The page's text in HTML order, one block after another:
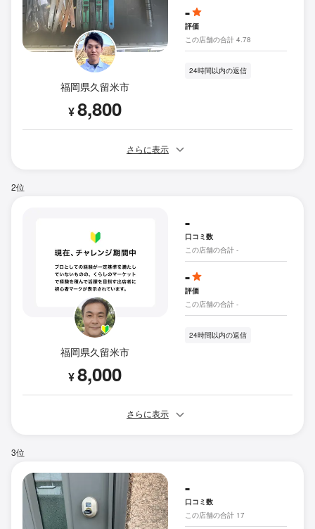
福岡県久留米市
¥8,800
-
評価
この店舗の合計 4.78
24時間以内の返信
さらに表示
2位
福岡県久留米市
¥8,000
-
口コミ数
この店舗の合計 -
-
評価
この店舗の合計 -
24時間以内の返信
さらに表示
3位
-
口コミ数
この店舗の合計 17